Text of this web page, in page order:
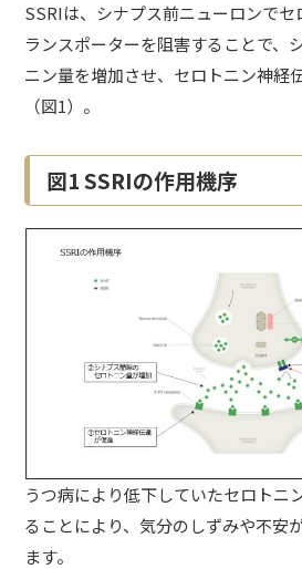
SSRIは、シナプス前ニューロンで
ランスポーターを阻害することで、
ニン量を増加させ、セロトニン神経
（図1）。
図1 SSRIの作用機序
うつ病により低下していたセロトニ
ることにより、気分のしずみや不安
ます。